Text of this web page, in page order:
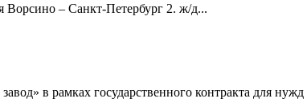
Ворсино – Санкт-Петербург 2. ж/д...
в рамках государственного контракта для